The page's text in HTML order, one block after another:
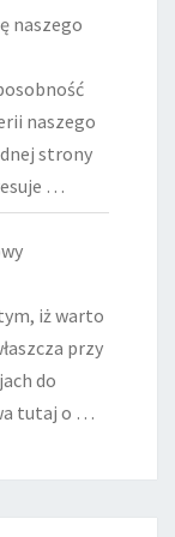
naszego
naszego
strony
…
iż warto
przy
do
tutaj o …